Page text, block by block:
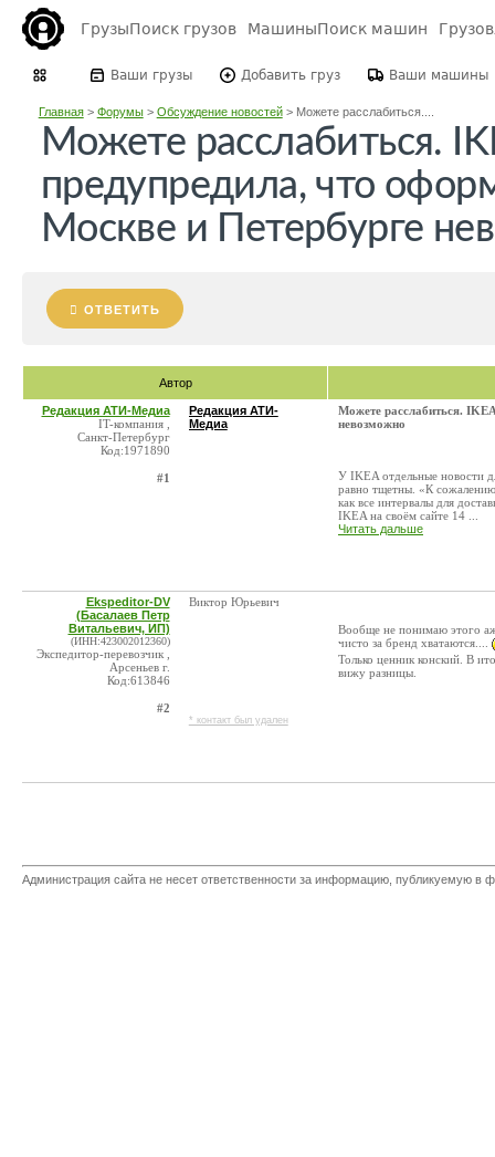
ГрузыПоиск грузов МашиныПоиск машин
Ваши грузы Добавить груз Ваши машины
Главная> Форумы> Обсуждение новостей> Можете расслабиться....
Можете расслабиться.
предупредила, что
Москве и Петербурге
ОТВЕТИТЬ
Автор
Редакция АТИ-Медиа
IT-компания ,
Санкт-Петербург
Код:1971890
#1
Редакция АТИ-
Медиа
Можете расслабиться.
невозможно
У IKEA отдельные новости
равно тщетны. «К
как все интервалы для
IKEA на своём сайте 14 ...
Читать дальше
Ekspeditor-DV
(Басалаев Петр
Витальевич, ИП)
(ИНН:423002012360)
Экспедитор-перевозчик ,
Арсеньев г.
Код:613846
#2
Виктор Юрьевич
* контакт был удален
Вообще не понимаю этого
чисто за бренд хватаются....
Только ценник конский. В
вижу разницы.
Администрация сайта не несет ответственности за информацию, публикуемую